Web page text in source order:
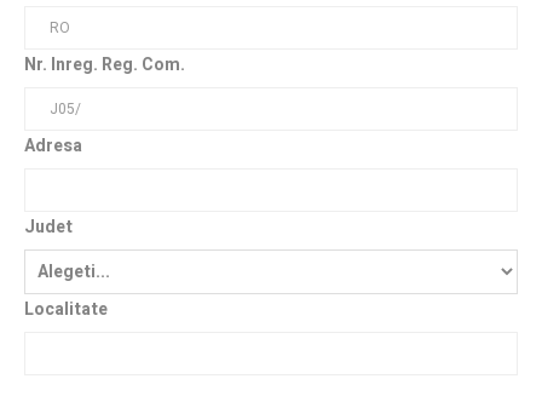
Nr. Inreg. Reg. Com.
Adresa
Judet
Localitate